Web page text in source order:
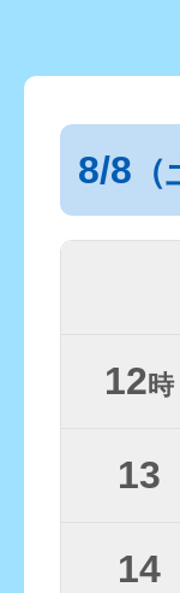
8/8 （
12時
13
14